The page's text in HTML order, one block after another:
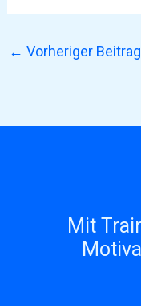
← Vorheriger Beitrag
Mit